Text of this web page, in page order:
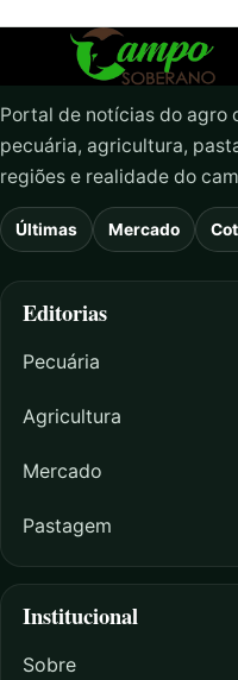
Portal de notícias do agro
pecuária, agricultura,
regiões e realidade do
Últimas Mercado
Editorias
Pecuária
Agricultura
Mercado
Pastagem
Institucional
Sobre